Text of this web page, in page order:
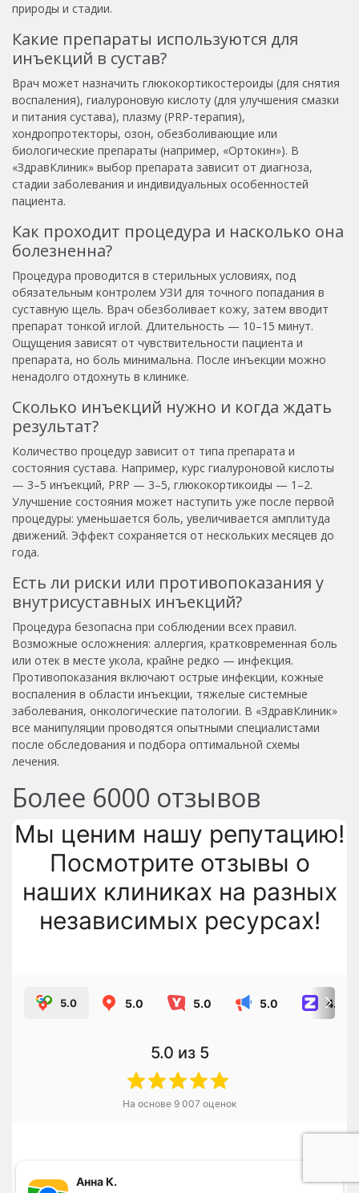
природы и стадии.
Какие препараты используются для
инъекций в сустав?
Врач может назначить глюкокортикостероиды (для снятия
воспаления), гиалуроновую кислоту (для улучшения смазки
и питания сустава), плазму (PRP-терапия),
хондропротекторы, озон, обезболивающие или
биологические препараты (например, «Ортокин»). В
«ЗдравКлиник» выбор препарата зависит от диагноза,
стадии заболевания и индивидуальных особенностей
пациента.
Как проходит процедура и насколько она
болезненна?
Процедура проводится в стерильных условиях, под
обязательным контролем УЗИ для точного попадания в
суставную щель. Врач обезболивает кожу, затем вводит
препарат тонкой иглой. Длительность — 10–15 минут.
Ощущения зависят от чувствительности пациента и
препарата, но боль минимальна. После инъекции можно
ненадолго отдохнуть в клинике.
Сколько инъекций нужно и когда ждать
результат?
Количество процедур зависит от типа препарата и
состояния сустава. Например, курс гиалуроновой кислоты
— 3–5 инъекций, PRP — 3–5, глюкокортикоиды — 1–2.
Улучшение состояния может наступить уже после первой
процедуры: уменьшается боль, увеличивается амплитуда
движений. Эффект сохраняется от нескольких месяцев до
года.
Есть ли риски или противопоказания у
внутрисуставных инъекций?
Процедура безопасна при соблюдении всех правил.
Возможные осложнения: аллергия, кратковременная боль
или отек в месте укола, крайне редко — инфекция.
Противопоказания включают острые инфекции, кожные
воспаления в области инъекции, тяжелые системные
заболевания, онкологические патологии. В «ЗдравКлиник»
все манипуляции проводятся опытными специалистами
после обследования и подбора оптимальной схемы
лечения.
Более 6000 отзывов
Мы ценим нашу репутацию!
Посмотрите отзывы о
наших клиниках на разных
независимых ресурсах!
5.0 5.0 5.0 5.0 4.8
5.0 из 5
На основе 9 007 оценок
Анна К.